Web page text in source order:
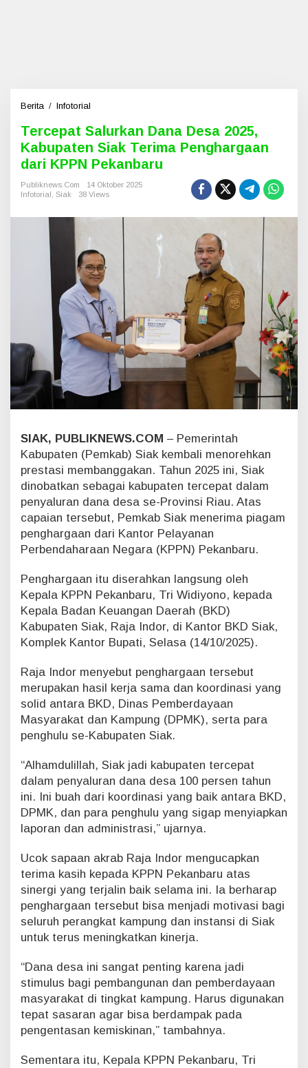
Berita / Infotorial
r
c
e
p
a
t
u
r
k
a
n
D
a
n
a
e
s
a
0
5
,
K
a
b
u
p
a
e
n
i
a
k
e
i
m
a
P
n
h
a
r
g
n
d
a
i
K
P
N
P
e
n
a
Tercepat Salurkan Dana Desa 2025,
Kabupaten Siak Terima Penghargaan
dari KPPN Pekanbaru
Publiknews.com
14 Oktober 2025
Infotorial Siak 38 Views
SIAK, PUBLIKNEWS.COM – Pemerintah
Kabupaten (Pemkab) Siak kembali menorehkan
prestasi membanggakan. Tahun 2025 ini, Siak
dinobatkan sebagai kabupaten tercepat dalam
penyaluran dana desa se-Provinsi Riau. Atas
capaian tersebut, Pemkab Siak menerima piagam
penghargaan dari Kantor Pelayanan
Perbendaharaan Negara (KPPN) Pekanbaru.
Penghargaan itu diserahkan langsung oleh
Kepala KPPN Pekanbaru, Tri Widiyono, kepada
Kepala Badan Keuangan Daerah (BKD)
Kabupaten Siak, Raja Indor, di Kantor BKD Siak,
Komplek Kantor Bupati, Selasa (14/10/2025).
Raja Indor menyebut penghargaan tersebut
merupakan hasil kerja sama dan koordinasi yang
solid antara BKD, Dinas Pemberdayaan
Masyarakat dan Kampung (DPMK), serta para
penghulu se-Kabupaten Siak.
“Alhamdulillah, Siak jadi kabupaten tercepat
dalam penyaluran dana desa 100 persen tahun
ini. Ini buah dari koordinasi yang baik antara BKD,
DPMK, dan para penghulu yang sigap menyiapkan
laporan dan administrasi,” ujarnya.
Ucok sapaan akrab Raja Indor mengucapkan
terima kasih kepada KPPN Pekanbaru atas
sinergi yang terjalin baik selama ini. Ia berharap
penghargaan tersebut bisa menjadi motivasi bagi
seluruh perangkat kampung dan instansi di Siak
untuk terus meningkatkan kinerja.
“Dana desa ini sangat penting karena jadi
stimulus bagi pembangunan dan pemberdayaan
masyarakat di tingkat kampung. Harus digunakan
tepat sasaran agar bisa berdampak pada
pengentasan kemiskinan,” tambahnya.
Sementara itu, Kepala KPPN Pekanbaru, Tri